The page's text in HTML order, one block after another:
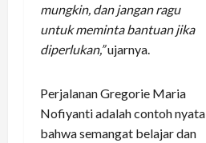
mungkin, dan jangan ragu
untuk meminta bantuan jika
diperlukan,”ujarnya.
Perjalanan Gregorie Maria
Nofiyanti adalah contoh nyata
bahwa semangat belajar dan